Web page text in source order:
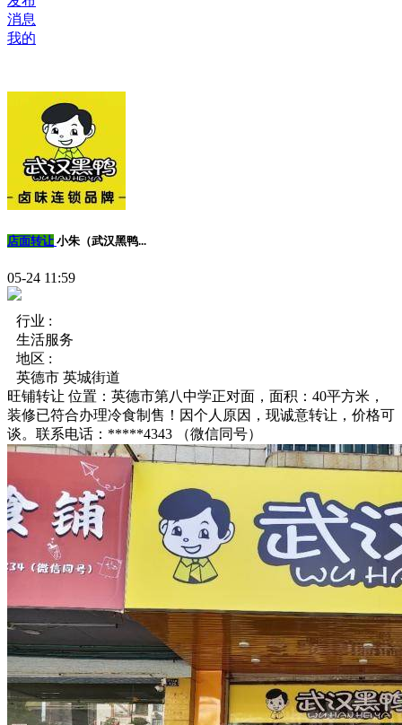
消息
我的
店面转让 小朱（武汉黑鸭...
05-24 11:59
行业 :
生活服务
地区 :
英德市 英城街道
旺铺转让 位置：英德市第八中学正对面，面积：40平方米，
装修已符合办理冷食制售！因个人原因，现诚意转让，价格可
谈。联系电话：*****4343 （微信同号）